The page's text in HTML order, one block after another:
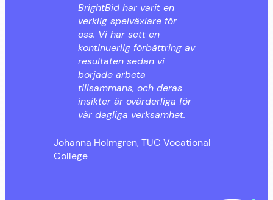
BrightBid har varit en
verklig spelväxlare för
oss. Vi har sett en
kontinuerlig förbättring av
resultaten sedan vi
började arbeta
tillsammans, och deras
insikter är ovärderliga för
vår dagliga verksamhet.
Johanna Holmgren, TUC Vocational
College